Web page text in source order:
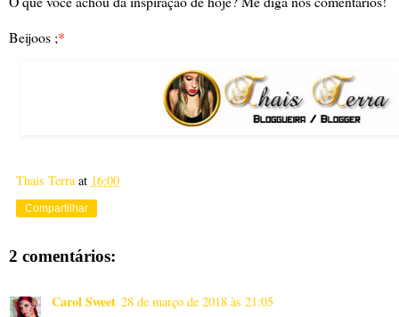
Beijoos ;*
Thais Terra at 16:00
Compartilhar
2 comentários:
Carol Sweet 28 de março de 2018 às 21:05